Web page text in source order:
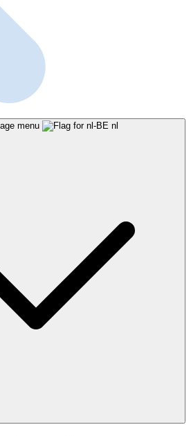
menu nl